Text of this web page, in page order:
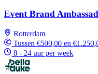
Event Brand
Rotterdam
Tussen €500,00 en
8 - 24 uur per week